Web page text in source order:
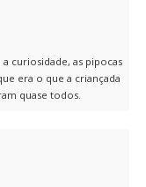
curiosidade, as pipocas
era o que a criançada
quase todos.